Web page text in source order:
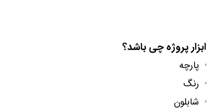
ابزار پروژه چی باشد؟
پارچه
رنگ
شابلون